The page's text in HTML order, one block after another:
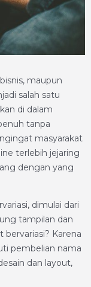
maupun
salah satu
di dalam
tanpa
masyarakat
terlebih jejaring
dengan yang
dimulai dari
tampilan dan
bervariasi? Karena
pembelian nama
dan layout,